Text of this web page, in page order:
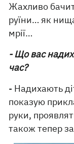
Жахливо
руїни… як
мрії…
- Що вас
час?
- Надихають
показую
руки,
також тепер